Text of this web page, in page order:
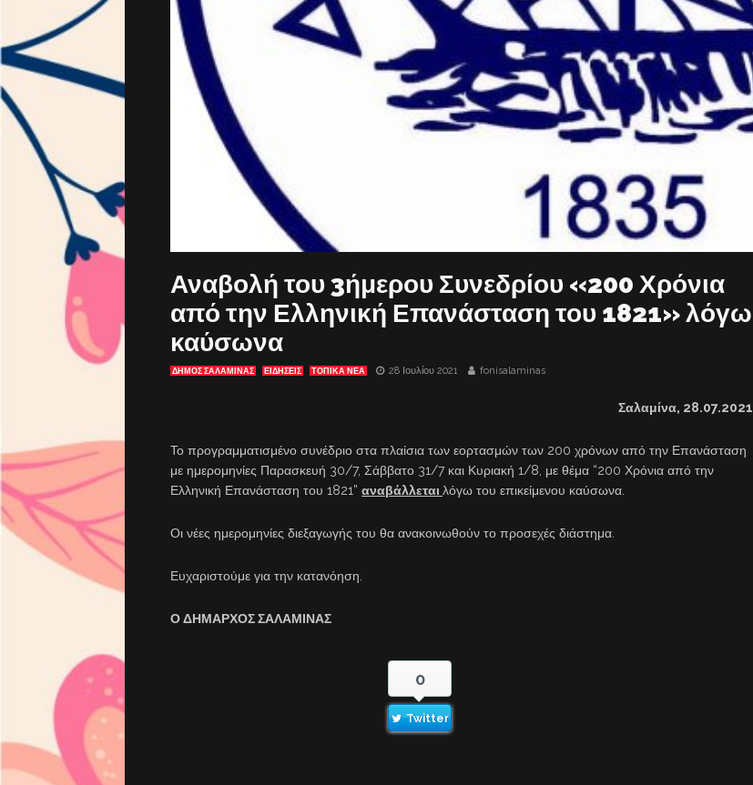
Αναβολή του 3ήμερου Συνεδρίου «200 Χρόνια
από την Ελληνική Επανάσταση του 1821» λόγω
καύσωνα
ΔΗΜΟΣ ΣΑΛΑΜΙΝΑΣ ΕΙΔΗΣΕΙΣ ΤΟΠΙΚΑ ΝΕΑ 28 Ιουλίου 2021 fonisalaminas
Σαλαμίνα, 28.07.2021
Το προγραμματισμένο συνέδριο στα πλαίσια των εορτασμών των 200 χρόνων από την Επανάσταση
με ημερομηνίες Παρασκευή 30/7, Σάββατο 31/7 και Κυριακή 1/8, με θέμα “200 Χρόνια από την
Ελληνική Επανάσταση του 1821” αναβάλλεται λόγω του επικείμενου καύσωνα.
Οι νέες ημερομηνίες διεξαγωγής του θα ανακοινωθούν το προσεχές διάστημα.
Ευχαριστούμε για την κατανόηση.
Ο ΔΗΜΑΡΧΟΣ ΣΑΛΑΜΙΝΑΣ
0
Twitter